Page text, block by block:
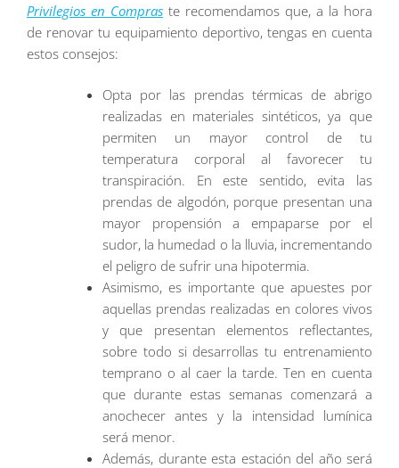
Privilegios en Compras te recomendamos que, a la hora
de renovar tu equipamiento deportivo, tengas en cuenta
estos consejos:
Opta por las prendas térmicas de abrigo
realizadas en materiales sintéticos, ya que
permiten un mayor control de tu
temperatura corporal al favorecer tu
transpiración. En este sentido, evita las
prendas de algodón, porque presentan una
mayor propensión a empaparse por el
sudor, la humedad o la lluvia, incrementando
el peligro de sufrir una hipotermia.
Asimismo, es importante que apuestes por
aquellas prendas realizadas en colores vivos
y que presentan elementos reflectantes,
sobre todo si desarrollas tu entrenamiento
temprano o al caer la tarde. Ten en cuenta
que durante estas semanas comenzará a
anochecer antes y la intensidad lumínica
será menor.
Además, durante esta estación del año será